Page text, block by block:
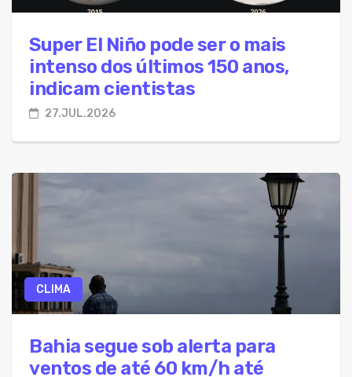
Super El Niño pode ser o mais
intenso dos últimos 150 anos,
indicam cientistas
27.JUL.2026
CLIMA
Bahia segue sob alerta para
ventos de até 60 km/h até